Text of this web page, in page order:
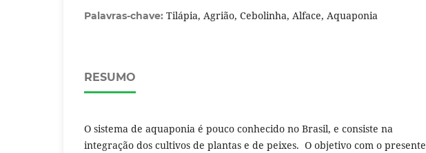
Palavras-chave: Tilápia, Agrião, Cebolinha, Alface, Aquaponia
RESUMO
O sistema de aquaponia é pouco conhecido no Brasil, e consiste na
integração dos cultivos de plantas e de peixes. O objetivo com o presente